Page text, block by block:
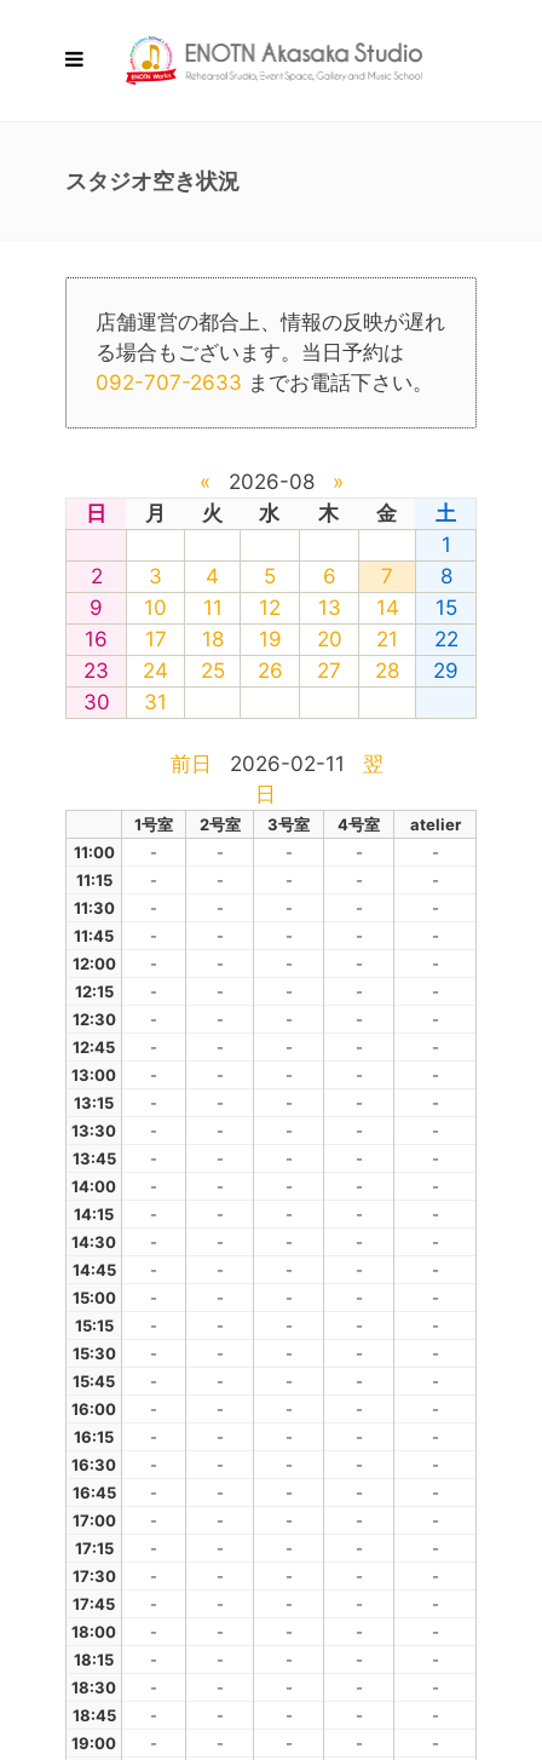
スタジオ空き状況
店舗運営の都合上、情報の反映が遅れ
る場合もございます。当日予約は
092-707-2633 までお電話下さい。
« 2026-08
»
日
月 火 水 木 金
土
1
2
3 4 5 6 7
8
9
10 11 12 13 14
15
16
17 18 19 20 21
22
23
24 25 26 27 28
29
30
31
前日 2026-02-11
翌
日
1号室 2号室 3号室 4号室
atelier
11:00
- - - -
-
11:15
- - - -
-
11:30
- - - -
-
11:45
- - - -
-
12:00
- - - -
-
12:15
- - - -
-
12:30
- - - -
-
12:45
- - - -
-
13:00
- - - -
-
13:15
- - - -
-
13:30
- - - -
-
13:45
- - - -
-
14:00
- - - -
-
14:15
- - - -
-
14:30
- - - -
-
14:45
- - - -
-
15:00
- - - -
-
15:15
- - - -
-
15:30
- - - -
-
15:45
- - - -
-
16:00
- - - -
-
16:15
- - - -
-
16:30
- - - -
-
16:45
- - - -
-
17:00
- - - -
-
17:15
- - - -
-
17:30
- - - -
-
17:45
- - - -
-
18:00
- - - -
-
18:15
- - - -
-
18:30
- - - -
-
18:45
- - - -
-
19:00
- - - -
-